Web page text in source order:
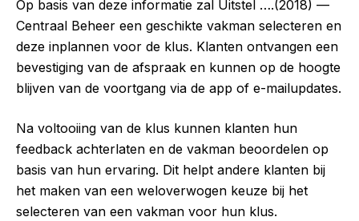
Op basis van deze informatie zal Uitstel ….(2018) —
Centraal Beheer een geschikte vakman selecteren en
deze inplannen voor de klus. Klanten ontvangen een
bevestiging van de afspraak en kunnen op de hoogte
blijven van de voortgang via de app of e-mailupdates.
Na voltooiing van de klus kunnen klanten hun
feedback achterlaten en de vakman beoordelen op
basis van hun ervaring. Dit helpt andere klanten bij
het maken van een weloverwogen keuze bij het
selecteren van een vakman voor hun klus.